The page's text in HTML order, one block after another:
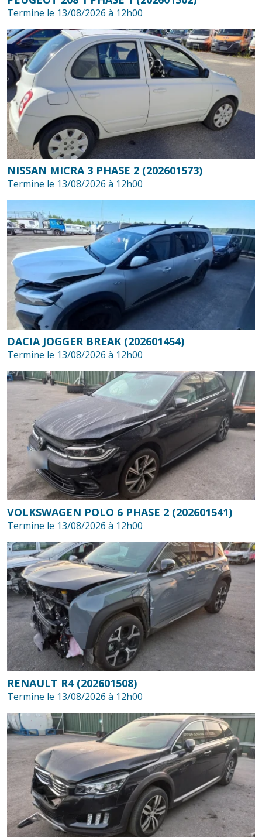
Termine le 13/08/2026 à 12h00
NISSAN MICRA 3 PHASE 2 (202601573)
Termine le 13/08/2026 à 12h00
DACIA JOGGER BREAK (202601454)
Termine le 13/08/2026 à 12h00
VOLKSWAGEN POLO 6 PHASE 2 (202601541)
Termine le 13/08/2026 à 12h00
RENAULT R4 (202601508)
Termine le 13/08/2026 à 12h00